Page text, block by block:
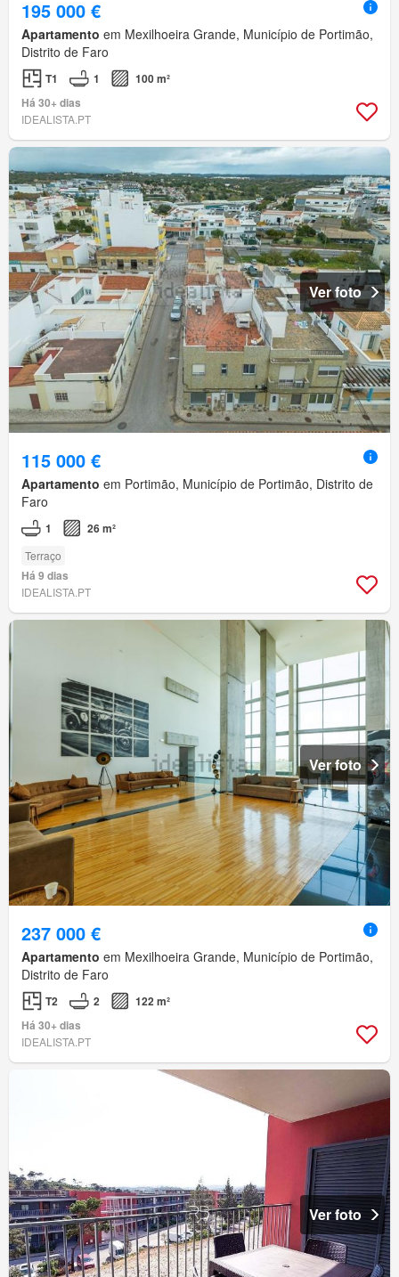
195 000 €
Apartamento em Mexilhoeira Grande, Município de Portimão,
Distrito de Faro
T1 1
100 m²
Há 30+ dias
IDEALISTA.PT
Ver foto
115 000 €
Apartamento em Portimão, Município de Portimão, Distrito de
Faro
1 26 m²
Terraço
Há 9 dias
IDEALISTA.PT
Ver foto
237 000 €
Apartamento em Mexilhoeira Grande, Município de Portimão,
Distrito de Faro
T2 2
122 m²
Há 30+ dias
IDEALISTA.PT
Ver foto